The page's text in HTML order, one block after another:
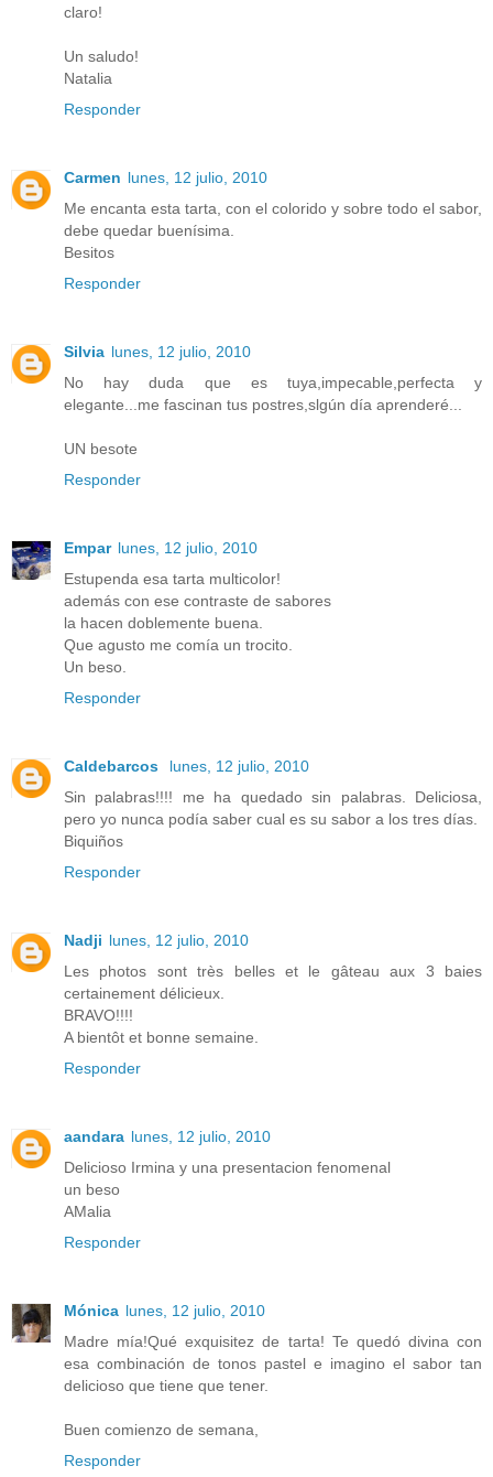
claro!
Un saludo!
Natalia
Responder
Carmen lunes, 12 julio, 2010
Me encanta esta tarta, con el colorido y sobre todo el sabor,
debe quedar buenísima.
Besitos
Responder
Silvia lunes, 12 julio, 2010
No hay duda que es tuya,impecable,perfecta y
elegante...me fascinan tus postres,slgún día aprenderé...
UN besote
Responder
Empar lunes, 12 julio, 2010
Estupenda esa tarta multicolor!
además con ese contraste de sabores
la hacen doblemente buena.
Que agusto me comía un trocito.
Un beso.
Responder
Caldebarcos
lunes, 12 julio, 2010
Sin palabras!!!! me ha quedado sin palabras. Deliciosa,
pero yo nunca podía saber cual es su sabor a los tres días.
Biquiños
Responder
Nadji lunes, 12 julio, 2010
Les photos sont très belles et le gâteau aux 3 baies
certainement délicieux.
BRAVO!!!!
A bientôt et bonne semaine.
Responder
aandara lunes, 12 julio, 2010
Delicioso Irmina y una presentacion fenomenal
un beso
AMalia
Responder
Mónica lunes, 12 julio, 2010
Madre mía!Qué exquisitez de tarta! Te quedó divina con
esa combinación de tonos pastel e imagino el sabor tan
delicioso que tiene que tener.
Buen comienzo de semana,
Responder